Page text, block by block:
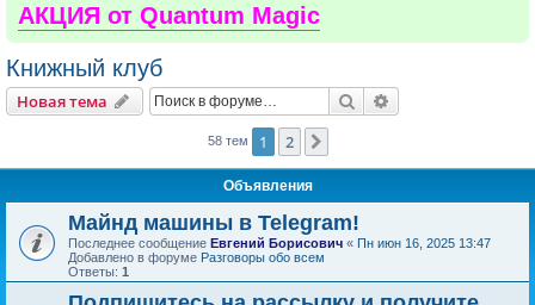
АКЦИЯ от Quantum Magic
Книжный клуб
Новая тема Поиск
58 тем 1 2
Объявления
Майнд машины в Telegram!
Последнее сообщение Евгений Борисович « Пн июн 16, 2025 13:47
Добавлено в форуме Разговоры обо всем
Ответы: 1